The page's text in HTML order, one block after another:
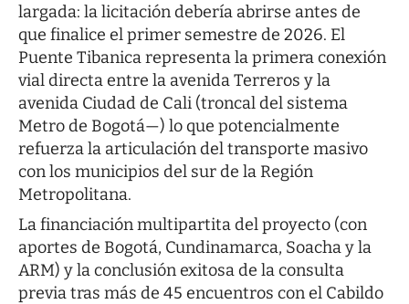
largada: la licitación debería abrirse antes de
que finalice el primer semestre de 2026. El
Puente Tibanica representa la primera conexión
vial directa entre la avenida Terreros y la
avenida Ciudad de Cali (troncal del sistema
Metro de Bogotá—) lo que potencialmente
refuerza la articulación del transporte masivo
con los municipios del sur de la Región
Metropolitana.
La financiación multipartita del proyecto (con
aportes de Bogotá, Cundinamarca, Soacha y la
ARM) y la conclusión exitosa de la consulta
previa tras más de 45 encuentros con el Cabildo